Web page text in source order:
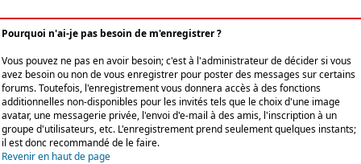
Pourquoi n'ai-je pas besoin de m'enregistrer ?
Vous pouvez ne pas en avoir besoin; c'est à l'administrateur de décider si vous
avez besoin ou non de vous enregistrer pour poster des messages sur certains
forums. Toutefois, l'enregistrement vous donnera accès à des fonctions
additionnelles non-disponibles pour les invités tels que le choix d'une image
avatar, une messagerie privée, l'envoi d'e-mail à des amis, l'inscription à un
groupe d'utilisateurs, etc. L'enregistrement prend seulement quelques instants;
il est donc recommandé de le faire.
Revenir en haut de page